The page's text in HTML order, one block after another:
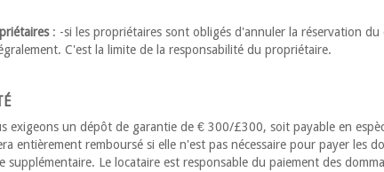
: -si les propriétaires sont obligés d'annuler la réservation du
C'est la limite de la responsabilité du propriétaire.
exigeons un dépôt de garantie de € 300/£300, soit payable en
entièrement remboursé si elle n'est pas nécessaire pour payer les
supplémentaire. Le locataire est responsable du paiement des